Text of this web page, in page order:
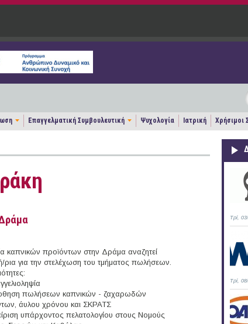
Επαγγελματική Συμβουλευτική Ψυχολογία Ιατρική Χρήσιμοι
καπνικών προϊόντων στην Δράμα αναζητεί
ρια για την στελέχωση του τμήματος πωλήσεων.
πωλήσεων καπνικών - ζαχαρωδών
άυλου χρόνου και ΣΚΡΑΤΣ
υπάρχοντος πελατολογίου στους Νομούς
Τρί,
Τρί,